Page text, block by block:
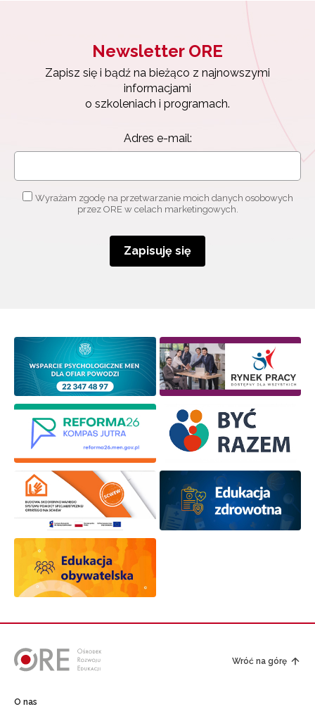
Newsletter ORE
Zapisz się i bądź na bieżąco z najnowszymi
informacjami
o szkoleniach i programach.
Adres e-mail:
Wyrażam zgodę na przetwarzanie moich danych osobowych
przez ORE w celach marketingowych.
Zapisuję się
Wróć na górę
O nas
Zapisz się i bądź na bieżąco z najnowszymi
o szkoleniach i programach.
Wyrażam zgodę na przetwarzanie moich danych
Zapisuję się